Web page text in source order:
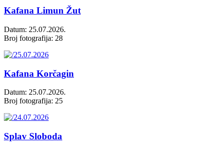
Kafana Limun Žut
Datum: 25.07.2026.
Broj fotografija: 28
Kafana Korčagin
Datum: 25.07.2026.
Broj fotografija: 25
Splav Sloboda